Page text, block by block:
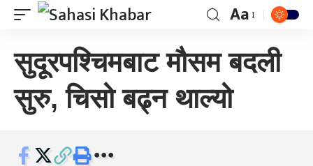
Aa
सुदूरपश्चिमबाट मौसम बदली
सुरु, चिसो बढ्न थाल्यो